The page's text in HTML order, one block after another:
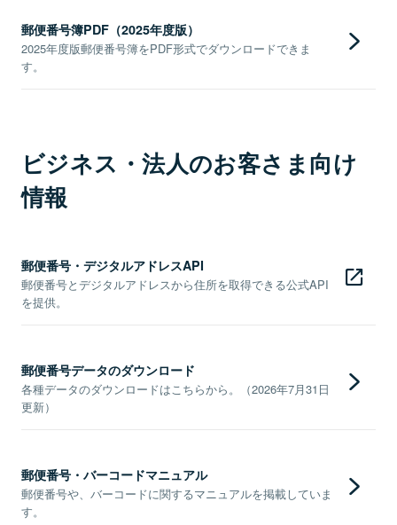
郵便番号簿PDF（2025年度版）
2025年度版郵便番号簿をPDF形式でダウンロードできま
す。
ビジネス・法人のお客さま向け
情報
郵便番号・デジタルアドレスAPI
郵便番号とデジタルアドレスから住所を取得できる公式API
を提供。
郵便番号データのダウンロード
各種データのダウンロードはこちらから。（2026年7月31日
更新）
郵便番号・バーコードマニュアル
郵便番号や、バーコードに関するマニュアルを掲載していま
す。